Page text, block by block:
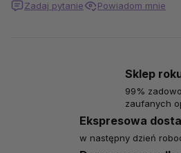
Zadaj pytanie Powiadom mnie
Ekspresowa
w następny dzień
Sklep
99%
zaufanych